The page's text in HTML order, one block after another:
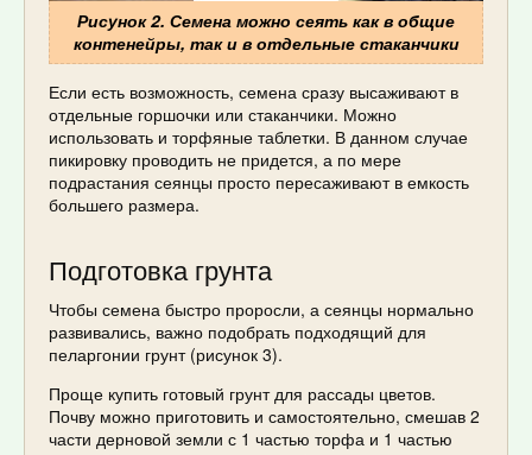
Рисунок 2. Семена можно сеять как в общие
контенейры, так и в отдельные стаканчики
Если есть возможность, семена сразу высаживают в
отдельные горшочки или стаканчики. Можно
использовать и торфяные таблетки. В данном случае
пикировку проводить не придется, а по мере
подрастания сеянцы просто пересаживают в емкость
большего размера.
Подготовка грунта
Чтобы семена быстро проросли, а сеянцы нормально
развивались, важно подобрать подходящий для
пеларгонии грунт (рисунок 3).
Проще купить готовый грунт для рассады цветов.
Почву можно приготовить и самостоятельно, смешав 2
части дерновой земли с 1 частью торфа и 1 частью